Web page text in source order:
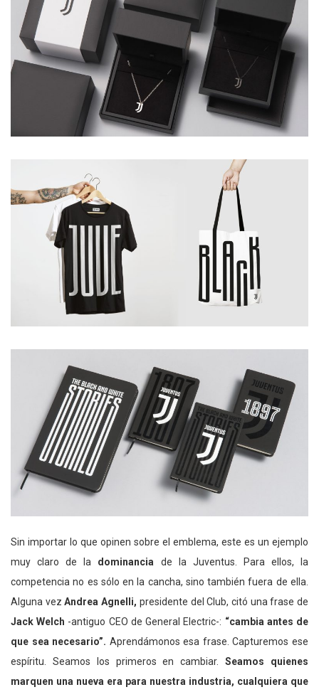
Sin importar lo que opinen sobre el emblema, este es un ejemplo
muy claro de la dominancia de la Juventus. Para ellos, la
competencia no es sólo en la cancha, sino también fuera de ella.
Alguna vezAndrea Agnelli, presidente del Club, citó una frase de
Jack Welch -antiguo CEO de General Electric-: “cambia antes de
que sea necesario”. Aprendámonos esa frase. Capturemos ese
espíritu. Seamos los primeros en cambiar.Seamos quienes
marquen una nueva era para nuestra industria, cualquiera que